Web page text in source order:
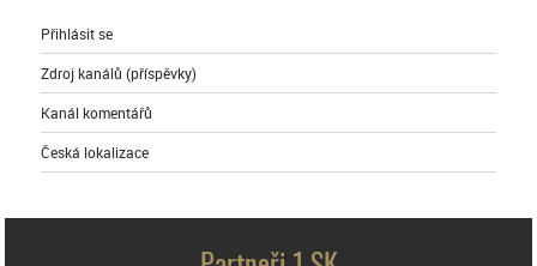
Přihlásit se
Zdroj kanálů (příspěvky)
Kanál komentářů
Česká lokalizace